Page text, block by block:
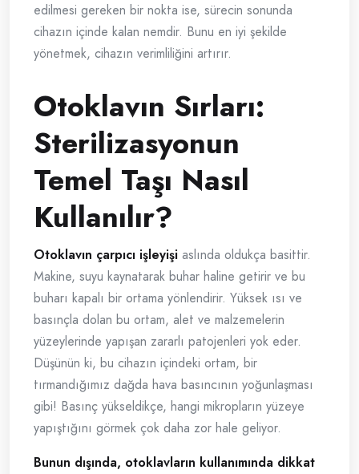
edilmesi gereken bir nokta ise, sürecin sonunda
cihazın içinde kalan nemdir. Bunu en iyi şekilde
yönetmek, cihazın verimliliğini artırır.
Otoklavın Sırları:
Sterilizasyonun
Temel Taşı Nasıl
Kullanılır?
Otoklavın çarpıcı işleyişi aslında oldukça basittir.
Makine, suyu kaynatarak buhar haline getirir ve bu
buharı kapalı bir ortama yönlendirir. Yüksek ısı ve
basınçla dolan bu ortam, alet ve malzemelerin
yüzeylerinde yapışan zararlı patojenleri yok eder.
Düşünün ki, bu cihazın içindeki ortam, bir
tırmandığımız dağda hava basıncının yoğunlaşması
gibi! Basınç yükseldikçe, hangi mikropların yüzeye
yapıştığını görmek çok daha zor hale geliyor.
Bunun dışında, otoklavların kullanımında dikkat